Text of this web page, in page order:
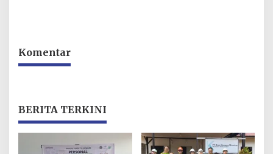
Komentar
BERITA TERKINI